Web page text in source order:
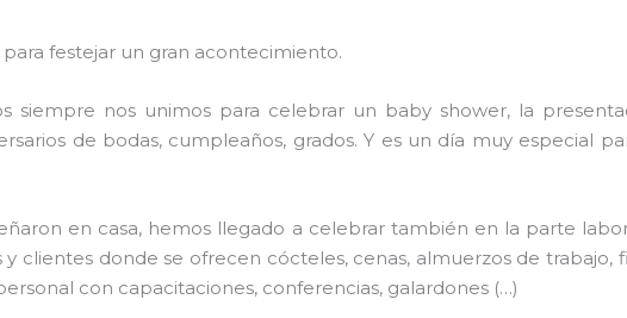
festejar un gran acontecimiento.
siempre nos unimos para celebrar un baby shower, la
de bodas, cumpleaños, grados. Y es un día muy especial
en casa, hemos llegado a celebrar también en la parte
clientes donde se ofrecen cócteles, cenas, almuerzos de trabajo,
con capacitaciones, conferencias, galardones (…)